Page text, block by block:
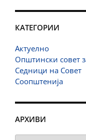
КАТЕГОРИИ
Актуелно
Општински совет
Седници на Совет
Соопштенија
АРХИВИ